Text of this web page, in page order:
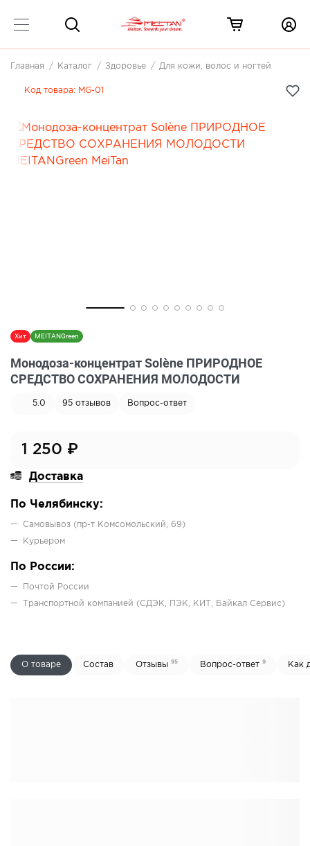
Главная Каталог Здоровье Для кожи, волос и ногтей
Монодоза-концентрат Solène ПРИРОДНОЕ
СРЕДСТВО СОХРАНЕНИЯ МОЛОДОСТИ
5.0 95 отзывов Вопрос-ответ
Код товара: MG-01
Хит MEITANGreen
1 250 ₽
Доставка
По Челябинску:
Самовывоз (пр-т Комсомольский, 69)
Курьером
По России:
Почтой России
Транспортной компанией (СДЭК, ПЭК, КИТ, Байкал Сервис)
О товаре Состав Отзывы 95 Вопрос-ответ 9 Как